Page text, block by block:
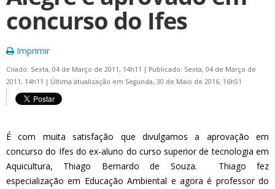
concurso do Ifes
Imprimir
Criado: Sexta, 04 de Março de 2011, 14h11 | Publicado: Sexta, 04 de Março de
2011, 14h11 | Última atualização em Segunda, 30 de Maio de 2016, 16h51
É com muita satisfação que divulgamos a aprovação em
concurso do Ifes do ex-aluno do curso superior de tecnologia em
Aquicultura, Thiago Bernardo de Souza. Thiago fez
especialização em Educação Ambiental e agora é professor do